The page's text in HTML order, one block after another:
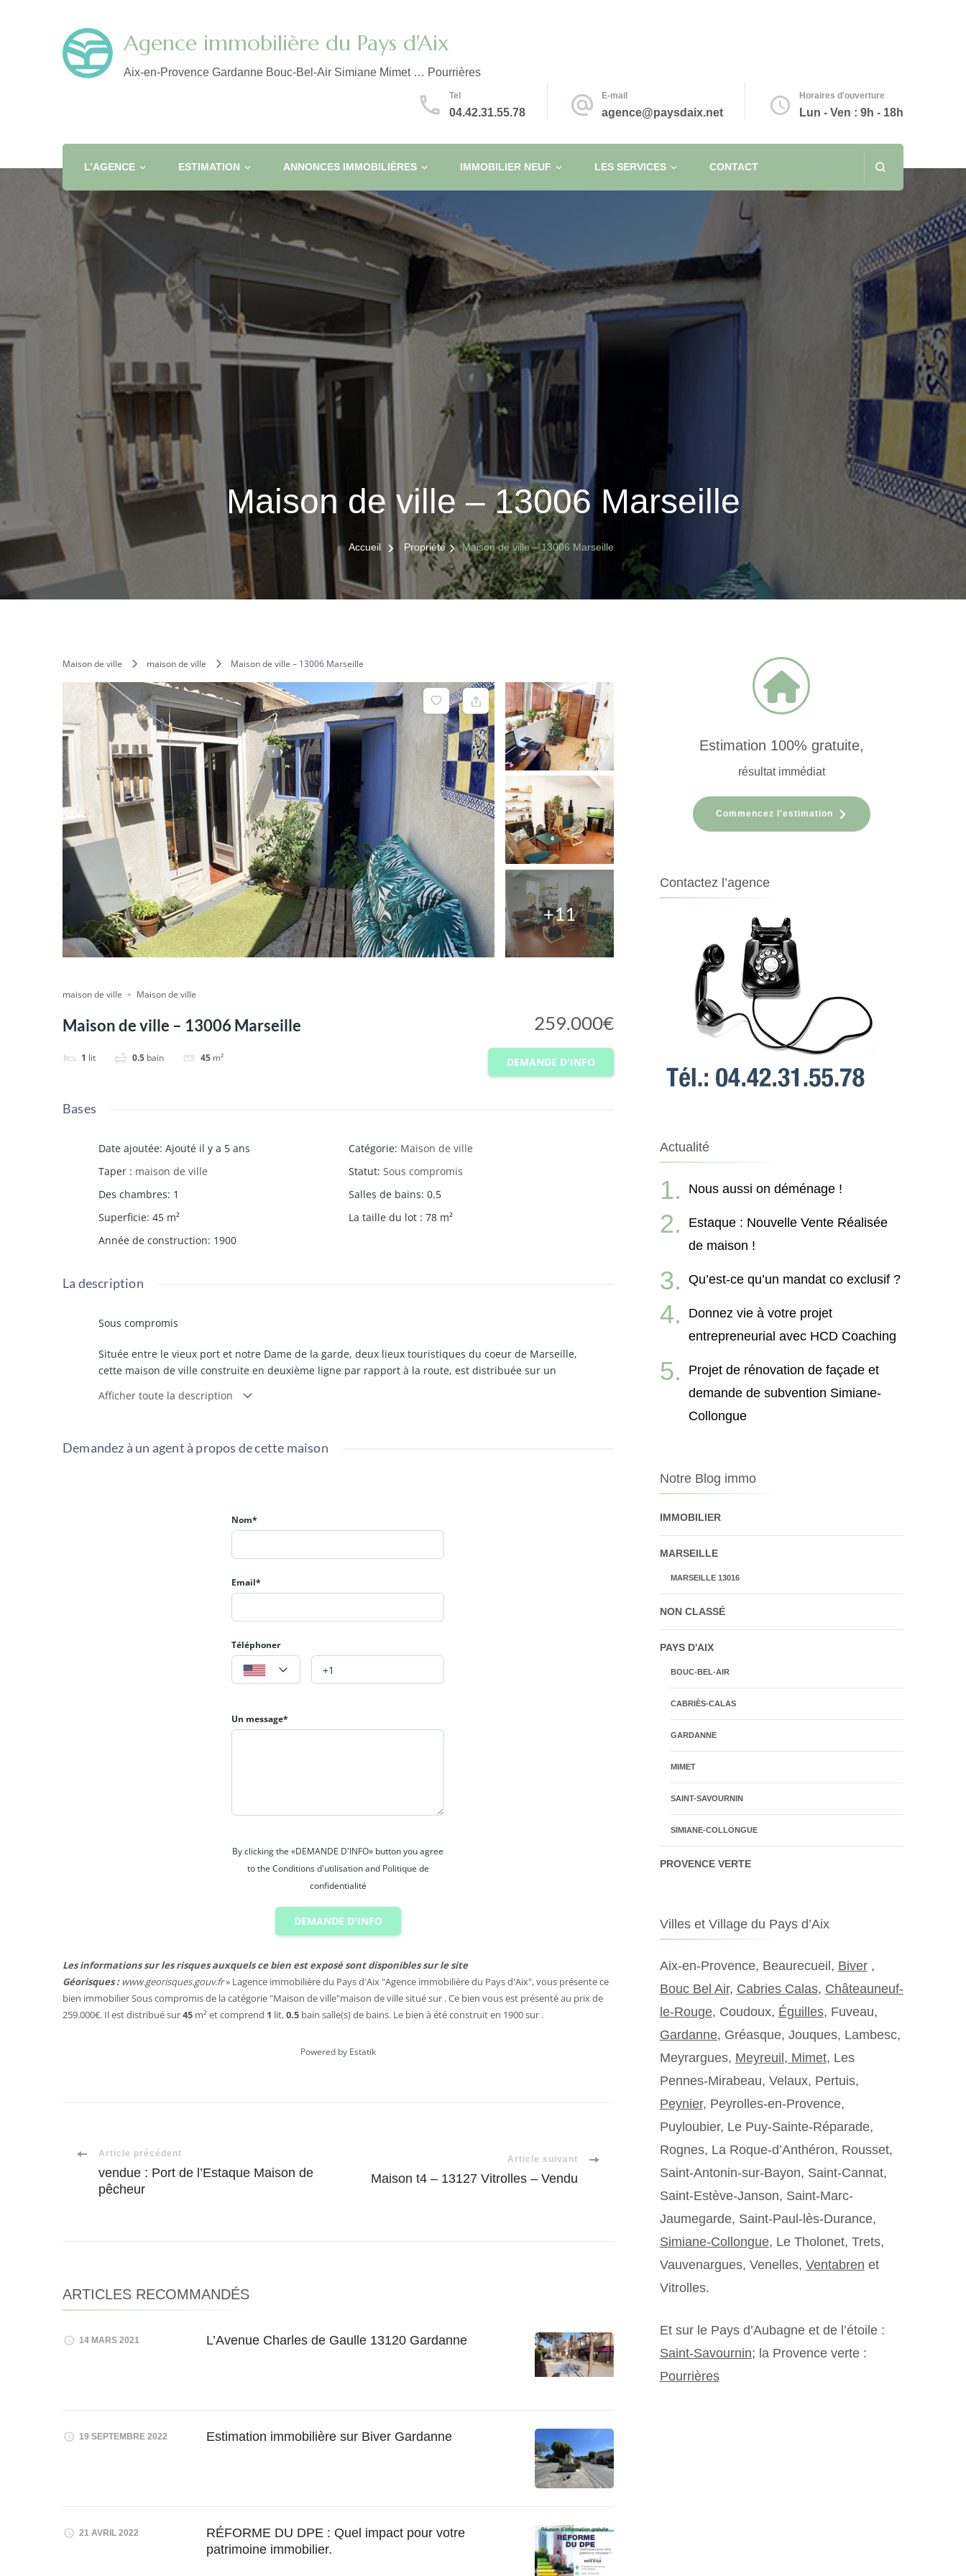
Agence immobilière du Pays d'Aix
Aix-en-Provence Gardanne Bouc-Bel-Air Simiane Mimet … Pourrières
Tel
04.42.31.55.78
E-mail
agence@paysdaix.net
Horaires d'ouverture
Lun - Ven : 9h - 18h
L’AGENCE ESTIMATION ANNONCES IMMOBILIÈRES IMMOBILIER NEUF LES SERVICES CONTACT
Maison de ville – 13006 Marseille
Accueil Propriété Maison de ville – 13006 Marseille
Maison de ville maison de ville Maison de ville – 13006 Marseille
+11
maison de ville Maison de ville
Maison de ville – 13006 Marseille
1 lit 0.5 bain 45 m²
259.000€
DEMANDE D'INFO
Bases
Date ajoutée: Ajouté il y a 5 ans Catégorie: Maison de ville
Taper : maison de ville Statut: Sous compromis
Des chambres: 1 Salles de bains: 0.5
Superficie: 45 m² La taille du lot : 78 m²
Année de construction: 1900
La description
Sous compromis
Située entre le vieux port et notre Dame de la garde, deux lieux touristiques du coeur de Marseille,
cette maison de ville construite en deuxième ligne par rapport à la route, est distribuée sur un
Une véranda, un salon, une cuisine, une chambre et une salle de bains.
Ce bien vous est présenté en exclusivité par l'agence du pays d'Aix.
Afficher toute la description
Demandez à un agent à propos de cette maison
Nom*
Email*
Téléphoner
Un message*
By clicking the «DEMANDE D'INFO» button you agree
to the Conditions d'utilisation and Politique de
confidentialité
DEMANDE D'INFO
Les informations sur les risques auxquels ce bien est exposé sont disponibles sur le site
Géorisques : www.georisques.gouv.fr» Lagence immobilière du Pays d'Aix "Agence immobilière du Pays d'Aix", vous présente ce
bien immobilierSous compromisde la catégorie "Maison de ville"maison de villesitué sur . Ce bien vous est présenté au prix de
259.000€. Il est distribué sur45 m² et comprend 1 lit,0.5 bain salle(s) de bains. Le bien à été construit en 1900 sur .
Powered by Estatik
Navigation
d'article
Article précédent
vendue : Port de l’Estaque Maison de
pêcheur
Article suivant
Maison t4 – 13127 Vitrolles – Vendu
ARTICLES RECOMMANDÉS
14 MARS 2021 L’Avenue Charles de Gaulle 13120 Gardanne
19 SEPTEMBRE 2022 Estimation immobilière sur Biver Gardanne
21 AVRIL 2022
RÉFORME DU DPE : Quel impact pour votre
patrimoine immobilier.
Estimation 100% gratuite,
résultat immédiat
Commencez l'estimation
Contactez l’agence
Actualité
Nous aussi on déménage !
Estaque : Nouvelle Vente Réalisée
de maison !
Qu’est-ce qu’un mandat co exclusif ?
Donnez vie à votre projet
entrepreneurial avec HCD Coaching
Projet de rénovation de façade et
demande de subvention Simiane-
Collongue
Notre Blog immo
IMMOBILIER
MARSEILLE
MARSEILLE 13016
NON CLASSÉ
PAYS D'AIX
BOUC-BEL-AIR
CABRIÈS-CALAS
GARDANNE
MIMET
SAINT-SAVOURNIN
SIMIANE-COLLONGUE
PROVENCE VERTE
Villes et Village du Pays d’Aix
Aix-en-Provence, Beaurecueil, Biver,
Bouc Bel Air, Cabries Calas, Châteauneuf-
le-Rouge, Coudoux, Éguilles, Fuveau,
Gardanne, Gréasque, Jouques, Lambesc,
Meyrargues, Meyreuil, Mimet, Les
Pennes-Mirabeau, Velaux, Pertuis,
Peynier, Peyrolles-en-Provence,
Puyloubier, Le Puy-Sainte-Réparade,
Rognes, La Roque-d’Anthéron, Rousset,
Saint-Antonin-sur-Bayon, Saint-Cannat,
Saint-Estève-Janson, Saint-Marc-
Jaumegarde, Saint-Paul-lès-Durance,
Simiane-Collongue, Le Tholonet, Trets,
Vauvenargues, Venelles, Ventabren et
Vitrolles.
Et sur le Pays d’Aubagne et de l’étoile :
Saint-Savournin; la Provence verte :
Pourrières